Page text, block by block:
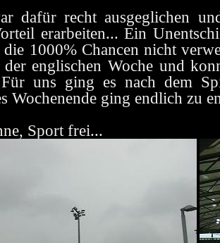
dafür recht ausgeglichen
erarbeiten... Ein
die 1000% Chancen nicht
englischen Woche und
uns ging es nach dem
Wochenende ging endlich zu
Sport frei...